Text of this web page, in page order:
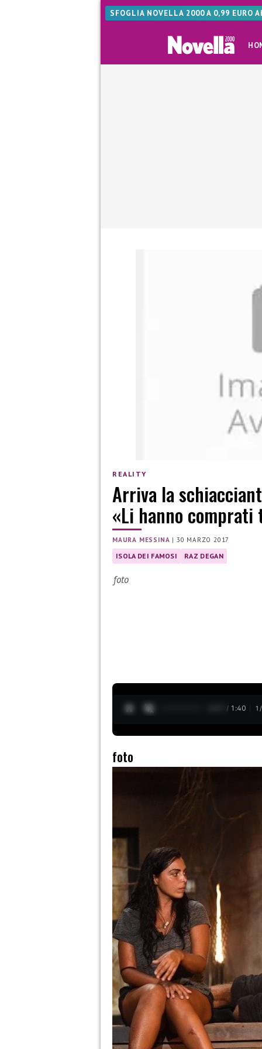
SFOGLIA NOVELLA 2000 A 0,99 EURO
REALITY
Arriva la
«Li hanno
MAURA MESSINA | 30 MARZO 2017
ISOLA DEI FAMOSI RAZ DEGAN
foto
0:28 / 1:40 1 /
foto